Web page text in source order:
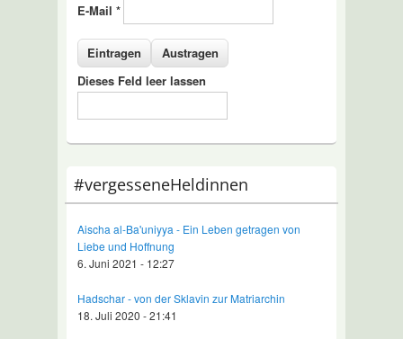
E-Mail *
Dieses Feld leer lassen
#vergesseneHeldinnen
Aischa al-Ba'uniyya - Ein Leben getragen von
Liebe und Hoffnung
6. Juni 2021 - 12:27
Hadschar - von der Sklavin zur Matriarchin
18. Juli 2020 - 21:41